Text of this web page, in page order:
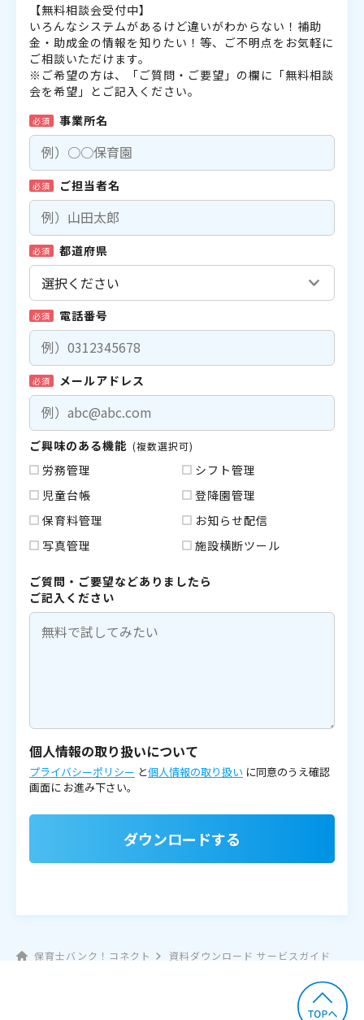
【無料相談会受付中】
いろんなシステムがあるけど違いがわからない！補助
金・助成金の情報を知りたい！等、ご不明点をお気軽に
ご相談いただけます。
※ご希望の方は、「ご質問・ご要望」の欄に「無料相談
会を希望」とご記入ください。
必須 事業所名
必須 ご担当者名
必須 都道府県
必須 電話番号
必須 メールアドレス
ご興味のある機能 (複数選択可)
労務管理
シフト管理
児童台帳
登降園管理
保育料管理
お知らせ配信
写真管理
施設横断ツール
ご質問・ご要望などありましたら
ご記入ください
個人情報の取り扱いについて
プライバシーポリシー と個人情報の取り扱い に同意のうえ確認
画面に お進み下さい。
ダウンロードする
保育士バンク！コネクト 資料ダウンロード サービスガイド